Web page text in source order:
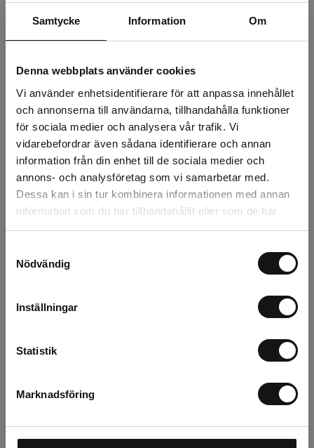
Samtycke Information Om
Denna webbplats använder cookies
Vi använder enhetsidentifierare för att anpassa innehållet
och annonserna till användarna, tillhandahålla funktioner
för sociala medier och analysera vår trafik. Vi
vidarebefordrar även sådana identifierare och annan
information från din enhet till de sociala medier och
annons- och analysföretag som vi samarbetar med.
Dessa kan i sin tur kombinera informationen med annan
information som du har tillhandahållit eller som de har
samlat in när du har använt deras tjänster.
Nödvändig
Inställningar
Statistik
Marknadsföring
Finns i lager (12 st)
Lägg i varukorgen
Snabba leveranser
Kvalitetsprodukter
Över 30 år i branschen!
Lagerstatus
Beskrivning